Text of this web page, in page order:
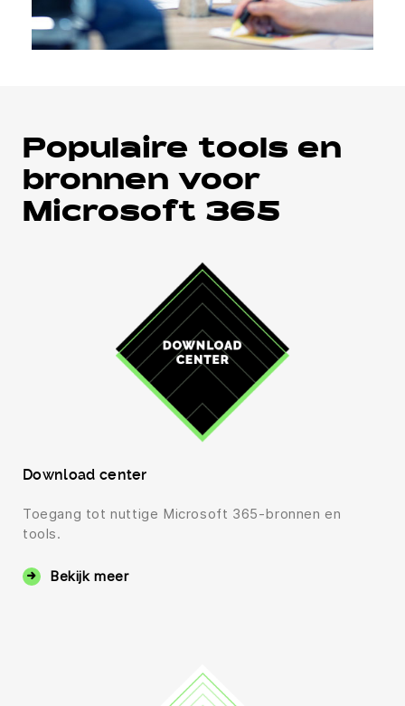
Populaire tools en
bronnen voor
Microsoft 365
Download center
Toegang tot nuttige Microsoft 365-bronnen en
tools.
Bekijk meer